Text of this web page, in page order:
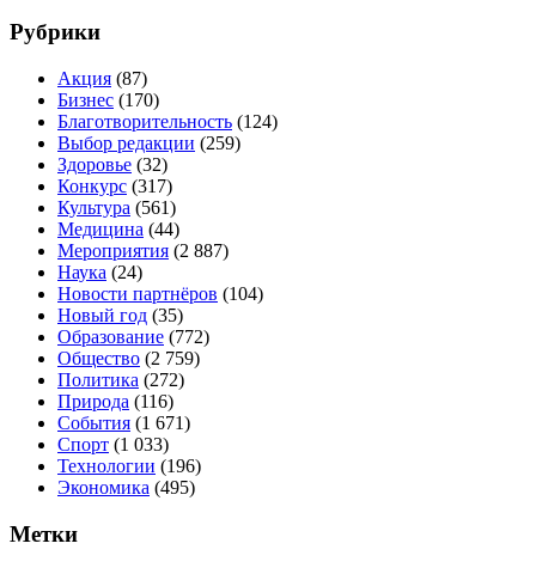
Рубрики
Акция (87)
Бизнес (170)
Благотворительность (124)
Выбор редакции (259)
Здоровье (32)
Конкурс (317)
Культура (561)
Медицина (44)
Мероприятия (2 887)
Наука (24)
Новости партнёров (104)
Новый год (35)
Образование (772)
Общество (2 759)
Политика (272)
Природа (116)
События (1 671)
Спорт (1 033)
Технологии (196)
Экономика (495)
Метки